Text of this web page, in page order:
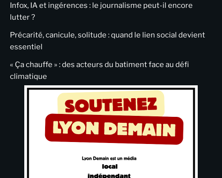
Infox, IA et ingérences : le journalisme peut-il encore
lutter ?
Précarité, canicule, solitude : quand le lien social devient
essentiel
« Ça chauffe » : des acteurs du batiment face au défi
climatique